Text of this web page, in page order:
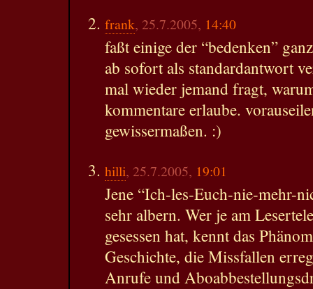
frank, 25.7.2005, 14:40
faßt einige der “bedenken”
ab sofort als standardantwort
mal wieder jemand fragt,
kommentare erlaube.
gewissermaßen. :)
hilli, 25.7.2005, 19:01
Jene “Ich-les-Euch-nie-mehr-
sehr albern. Wer je am
gesessen hat, kennt das
Geschichte, die Missfallen
Anrufe und